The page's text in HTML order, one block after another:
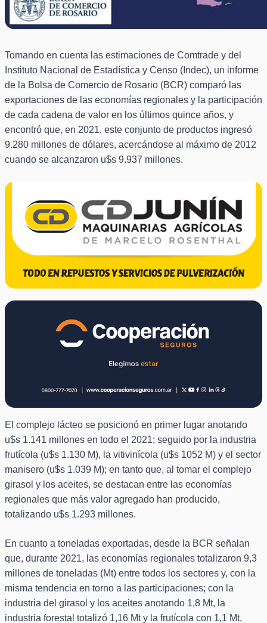
Tomando en cuenta las estimaciones de Comtrade y del
Instituto Nacional de Estadística y Censo (Indec), un informe
de la Bolsa de Comercio de Rosario (BCR) comparó las
exportaciones de las economías regionales y la participación
de cada cadena de valor en los últimos quince años, y
encontró que, en 2021, este conjunto de productos ingresó
9.280 millones de dólares, acercándose al máximo de 2012
cuando se alcanzaron u$s 9.937 millones.
El complejo lácteo se posicionó en primer lugar anotando
u$s 1.141 millones en todo el 2021; seguido por la industria
frutícola (u$s 1.130 M), la vitivinícola (u$s 1052 M) y el sector
manisero (u$s 1.039 M); en tanto que, al tomar el complejo
girasol y los aceites, se destacan entre las economías
regionales que más valor agregado han producido,
totalizando u$s 1.293 millones.
En cuanto a toneladas exportadas, desde la BCR señalan
que, durante 2021, las economías regionales totalizaron 9,3
millones de toneladas (Mt) entre todos los sectores y, con la
misma tendencia en torno a las participaciones; con la
industria del girasol y los aceites anotando 1,8 Mt, la
industria forestal totalizó 1,16 Mt y la frutícola con 1,1 Mt,